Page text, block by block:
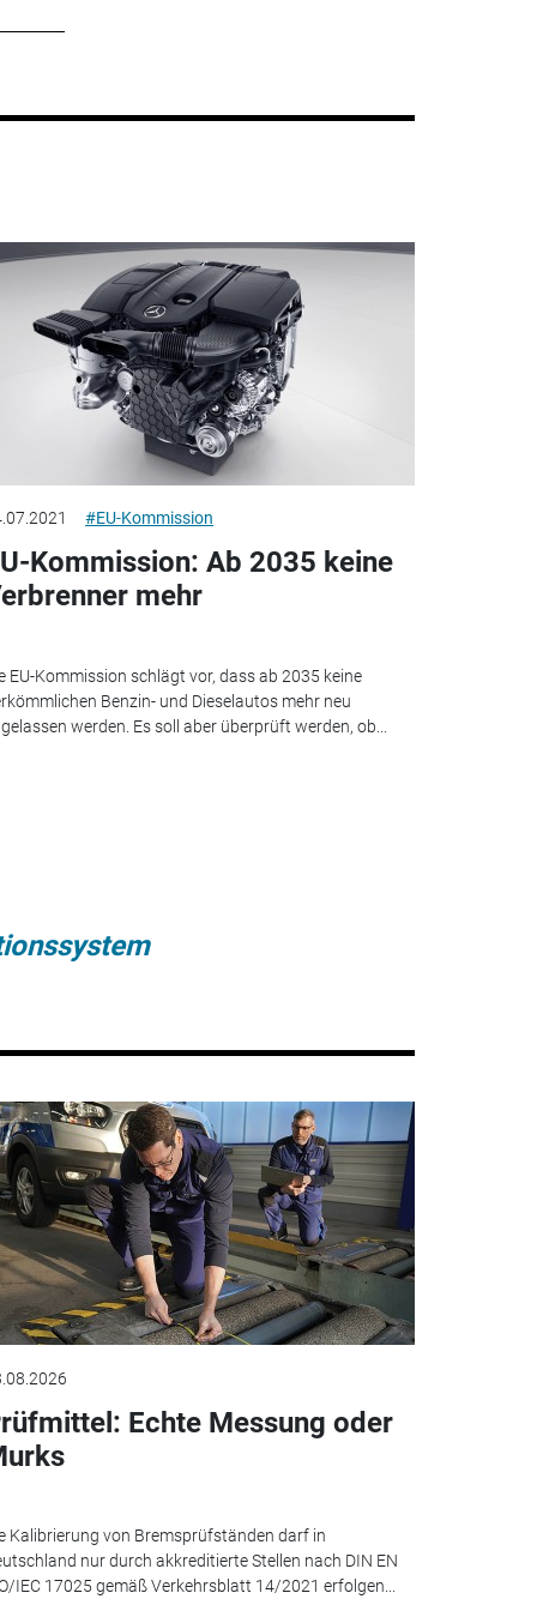
#EU-Kommission
Kommission: Ab 2035 keine
mehr
EU-Kommission schlägt vor, dass ab 2035 keine
Benzin- und Dieselautos mehr neu
werden. Es soll aber überprüft werden, ob...
Echte Messung oder
Kalibrierung von Bremsprüfständen darf in
nur durch akkreditierte Stellen nach DIN EN
IEC 17025 gemäß Verkehrsblatt 14/2021 erfolgen...